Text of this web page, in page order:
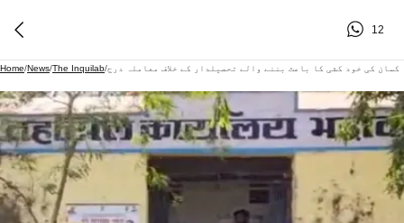
12
Home/News/The Inquilab/کسان کی خود کشی کا باعث بننے والے تحصیلدار کے خلاف معاملہ درج